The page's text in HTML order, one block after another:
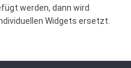
werden, dann wird
Widgets ersetzt.